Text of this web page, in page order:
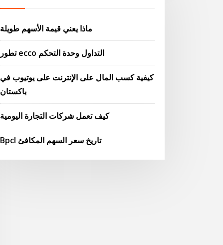
ماذا يعني قيمة الأسهم طويلة
تطور ecco التداول وحدة التحكم
كيفية كسب المال على الإنترنت على يوتيوب في
باكستان
كيف تعمل شركات التجارة اليومية
Bpcl تاريخ سعر السهم المكافئ